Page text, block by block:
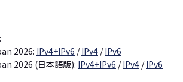
2026: IPv4+IPv6 /IPv4 /IPv6
2026 (日本語版): IPv4+IPv6 /IPv4 /IPv6